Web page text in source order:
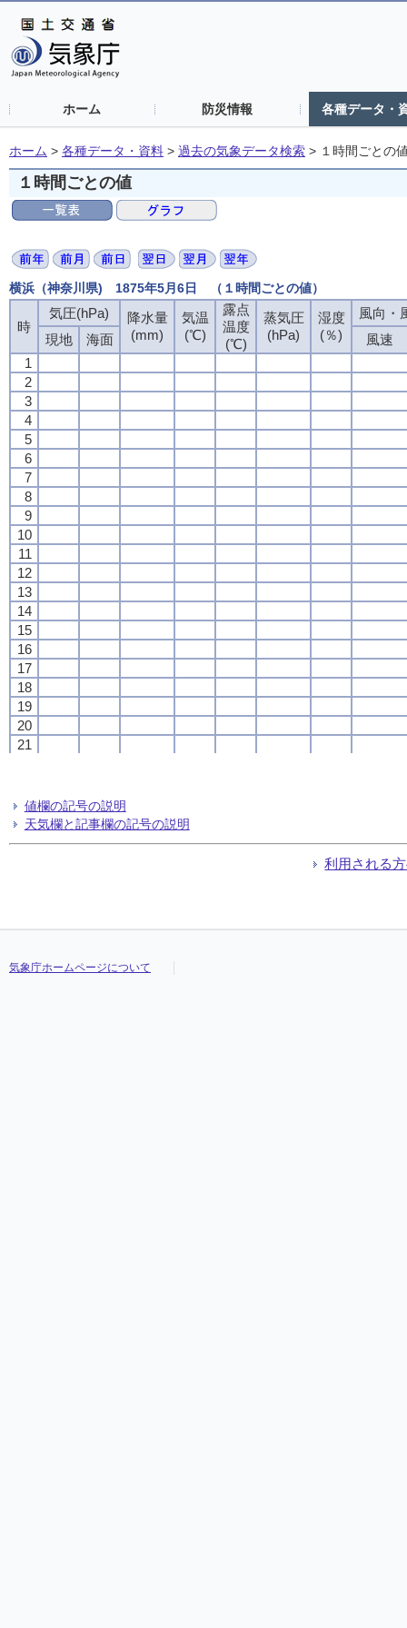
ホーム 防災情報 各種データ・
ホーム > 各種データ・資料 > 過去の気象データ検索 > １時間ごとの
１時間ごとの値
横浜（神奈川県) 1875年5月6日 （１時間ごとの値）
時
気圧(hPa)
降水量
(mm)
気温
(℃)
露点
温度
(℃)
蒸気圧
(hPa)
湿度
(％)
風向・
現地
海面
風速
1
2
3
4
5
6
7
8
9
10
11
12
13
14
15
16
17
18
19
20
21
24
時
気圧(hPa)
降水量
(mm)
気温
(℃)
露点
温度
(℃)
蒸気圧
(hPa)
湿度
(％)
風向・
現地
海面
風速
1
2
3
4
5
6
7
8
9
10
11
12
13
14
15
16
17
18
19
20
21
24
時
気圧(hPa)
降水量
(mm)
気温
(℃)
露点
温度
(℃)
蒸気圧
(hPa)
湿度
(％)
風向・
現地
海面
風速
1
2
3
4
5
6
7
8
9
10
11
12
13
14
15
16
17
18
19
20
21
24
時
気圧(hPa)
降水量
(mm)
気温
(℃)
露点
温度
(℃)
蒸気圧
(hPa)
湿度
(％)
風向・
現地
海面
風速
1
2
3
4
5
6
7
8
9
10
11
12
13
14
15
16
17
18
19
20
21
24
値欄の記号の説明
天気欄と記事欄の記号の説明
利用される
気象庁ホームページについて